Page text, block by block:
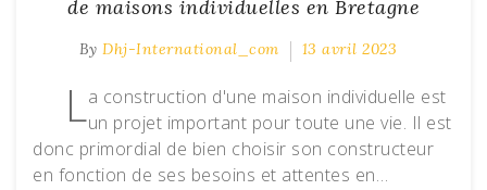
de maisons individuelles en Bretagne
ByDhj-International_com 13 avril 2023
La construction d'une maison individuelle est
un projet important pour toute une vie. Il est
donc primordial de bien choisir son constructeur
en fonction de ses besoins et attentes en…